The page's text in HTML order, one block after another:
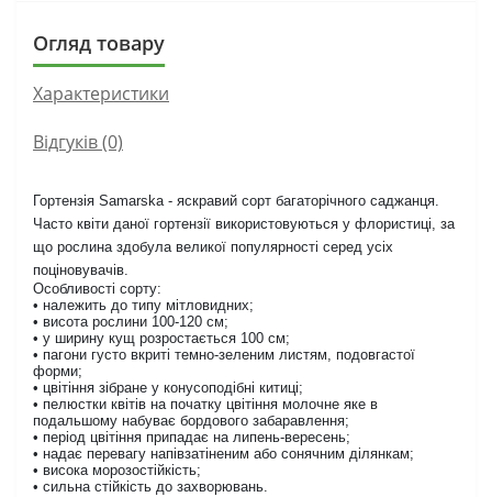
Огляд товару
Характеристики
Відгуків (0)
Гортензія Samarska - яскравий сорт багаторічного саджанця.
Часто квіти даної гортензії використовуються у флористиці, за
що рослина здобула великої популярності серед усіх
поціновувачів.
Особливості сорту:
• належить до типу мітловидних;
• висота рослини 100-120 см;
• у ширину кущ розростається 100 см;
• пагони густо вкриті темно-зеленим листям, подовгастої
форми;
• цвітіння зібране у конусоподібні китиці;
• пелюстки квітів на початку цвітіння молочне яке в
подальшому набуває бордового забаравлення;
• період цвітіння припадає на липень-вересень;
• надає перевагу напівзатіненим або сонячним ділянкам;
• висока морозостійкість;
• сильна стійкість до захворювань.